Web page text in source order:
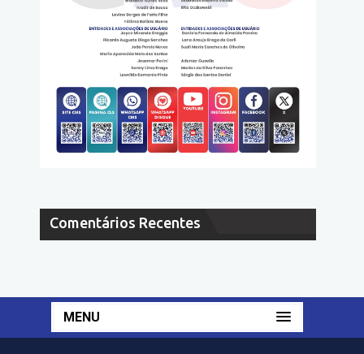
Comentários Recentes
MENU